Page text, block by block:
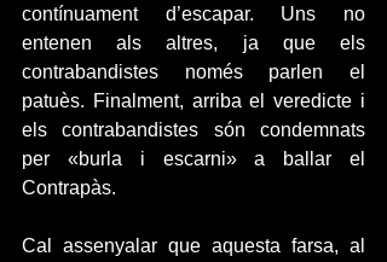
contínuament d’escapar. Uns no
entenen als altres, ja que els
contrabandistes només parlen el
patuès. Finalment, arriba el veredicte i
els contrabandistes són condemnats
per «burla i escarni» a ballar el
Contrapàs.
Cal assenyalar que aquesta farsa, al